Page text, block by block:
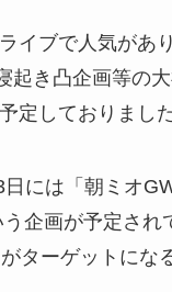
イブで人気があ
起き凸企画等の
定しておりました
には「朝ミオ
企画が予定され
ターゲットにな